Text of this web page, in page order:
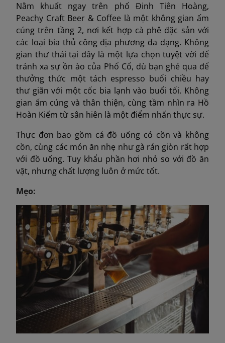
Nằm khuất ngay trên phố Đinh Tiên Hoàng,
Peachy Craft Beer & Coffee là một không gian ấm
cúng trên tầng 2, nơi kết hợp cà phê đặc sản với
các loại bia thủ công địa phương đa dạng. Không
gian thư thái tại đây là một lựa chọn tuyệt vời để
tránh xa sự ồn ào của Phố Cổ, dù bạn ghé qua để
thưởng thức một tách espresso buổi chiều hay
thư giãn với một cốc bia lạnh vào buổi tối. Không
gian ấm cúng và thân thiện, cùng tầm nhìn ra Hồ
Hoàn Kiếm từ sân hiên là một điểm nhấn thực sự.
Thực đơn bao gồm cả đồ uống có cồn và không
cồn, cùng các món ăn nhẹ như gà rán giòn rất hợp
với đồ uống. Tuy khẩu phần hơi nhỏ so với đồ ăn
vặt, nhưng chất lượng luôn ở mức tốt.
Mẹo: